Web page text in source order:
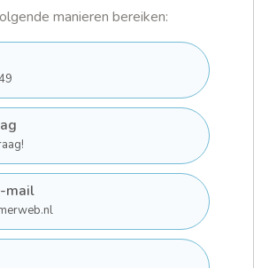
manieren bereiken:
mail